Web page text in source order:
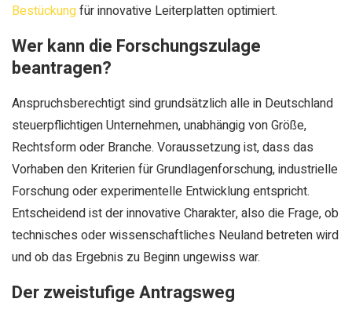
Bestückungfür innovative Leiterplatten optimiert.
Wer kann die Forschungszulage
beantragen?
Anspruchsberechtigt sind grundsätzlich alle in Deutschland
steuerpflichtigen Unternehmen, unabhängig von Größe,
Rechtsform oder Branche. Voraussetzung ist, dass das
Vorhaben den Kriterien für Grundlagenforschung, industrielle
Forschung oder experimentelle Entwicklung entspricht.
Entscheidend ist der innovative Charakter, also die Frage, ob
technisches oder wissenschaftliches Neuland betreten wird
und ob das Ergebnis zu Beginn ungewiss war.
Der zweistufige Antragsweg